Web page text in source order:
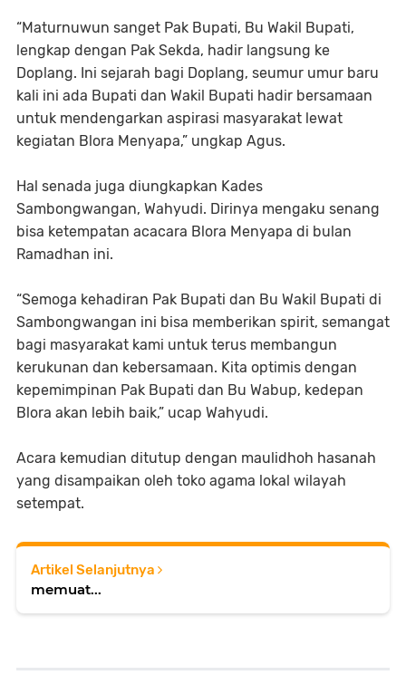
“Maturnuwun sanget Pak Bupati, Bu Wakil Bupati,
lengkap dengan Pak Sekda, hadir langsung ke
Doplang. Ini sejarah bagi Doplang, seumur umur baru
kali ini ada Bupati dan Wakil Bupati hadir bersamaan
untuk mendengarkan aspirasi masyarakat lewat
kegiatan Blora Menyapa,” ungkap Agus.
Hal senada juga diungkapkan Kades
Sambongwangan, Wahyudi. Dirinya mengaku senang
bisa ketempatan acacara Blora Menyapa di bulan
Ramadhan ini.
“Semoga kehadiran Pak Bupati dan Bu Wakil Bupati di
Sambongwangan ini bisa memberikan spirit, semangat
bagi masyarakat kami untuk terus membangun
kerukunan dan kebersamaan. Kita optimis dengan
kepemimpinan Pak Bupati dan Bu Wabup, kedepan
Blora akan lebih baik,” ucap Wahyudi.
Acara kemudian ditutup dengan maulidhoh hasanah
yang disampaikan oleh toko agama lokal wilayah
setempat.
Artikel Selanjutnya
memuat...